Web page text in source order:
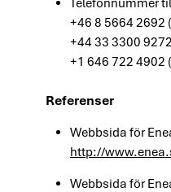
+46 8 5664 2692
+44 33 3300
+1 646 722 4902
Referenser
Webbsida för
http://
Webbsida för